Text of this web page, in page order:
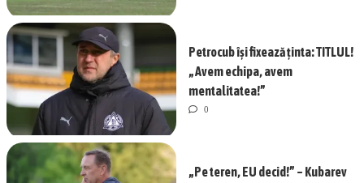
Petrocub își fixează ținta: TITLUL!
„Avem echipa, avem
mentalitatea!”
0
„Pe teren, EU decid!” – Kubarev